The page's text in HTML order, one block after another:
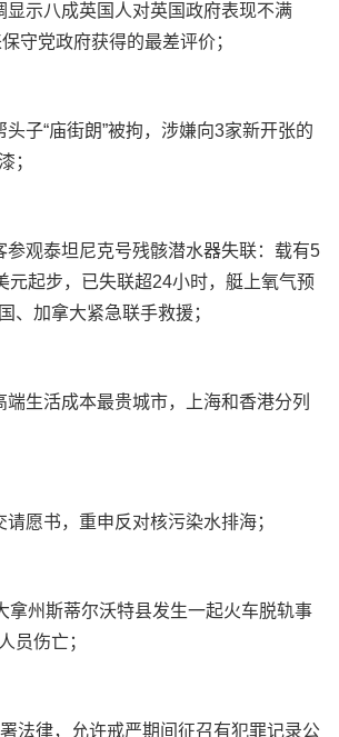
显示八成英国人对英国政府表现不满
守党政府获得的最差评价；
子“庙街朗”被拘，涉嫌向3家新开张的
；
参观泰坦尼克号残骸潜水器失联：载有5
元起步，已失联超24小时，艇上氧气预
、加拿大紧急联手救援；
端生活成本最贵城市，上海和香港分列
愿书，重申反对核污染水排海；
拿州斯蒂尔沃特县发生一起火车脱轨事
员伤亡；
法律，允许戒严期间征召有犯罪记录公